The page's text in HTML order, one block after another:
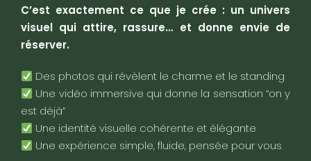
C’est exactement ce que je crée : un univers
visuel qui attire, rassure… et donne envie de
réserver.
Des photos qui révèlent le charme et le standing
Une vidéo immersive qui donne la sensation “on y
est déjà”
Une identité visuelle cohérente et élégante
Une expérience simple, fluide, pensée pour vous